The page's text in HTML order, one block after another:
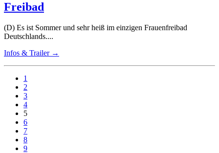
Freibad
(D) Es ist Sommer und sehr heiß im einzigen Frauenfreibad
Deutschlands....
Infos & Trailer →
1
2
3
4
5
6
7
8
9